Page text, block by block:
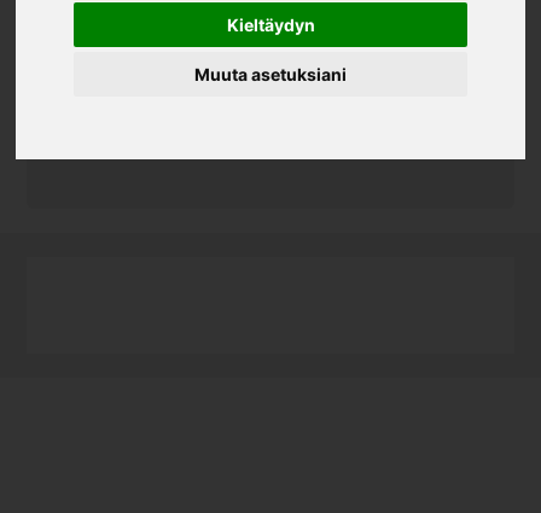
Kieltäydyn
Muuta asetuksiani